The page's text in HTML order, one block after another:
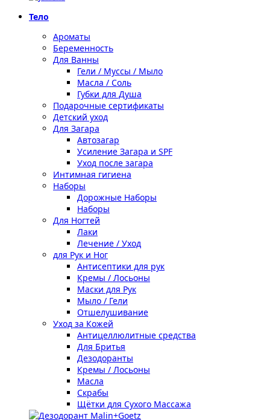
Тело
Ароматы
Беременность
Для Ванны
Гели / Муссы / Мыло
Масла / Соль
Губки для Душа
Подарочные сертификаты
Детский уход
Для Загара
Автозагар
Усиление Загара и SPF
Уход после загара
Интимная гигиена
Наборы
Дорожные Наборы
Наборы
Для Ногтей
Лаки
Лечение / Уход
для Рук и Ног
Антисептики для рук
Кремы / Лосьоны
Маски для Рук
Мыло / Гели
Отшелушивание
Уход за Кожей
Антицеллюлитные средства
Для Бритья
Дезодоранты
Кремы / Лосьоны
Масла
Скрабы
Щётки для Сухого Массажа